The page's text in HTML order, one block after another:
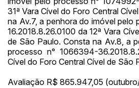
31ª Vara Cível do Foro Central
na Av.7, a penhora do imóvel pelo
16.2018.8.26.0100 da 12ª Vara
de São Paulo. Consta na Av.8, a
processo n° 1066394-
Cível do Foro Central Cível de São
Avaliação R$ 865.947,05